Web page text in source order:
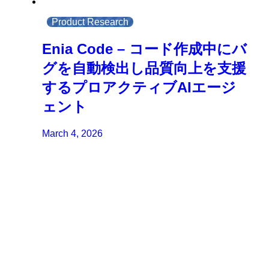
Product Research
Enia Code – コード作成中にバ
グを自動検出し品質向上を支援
するプロアクティブAIエージ
ェント
March 4, 2026